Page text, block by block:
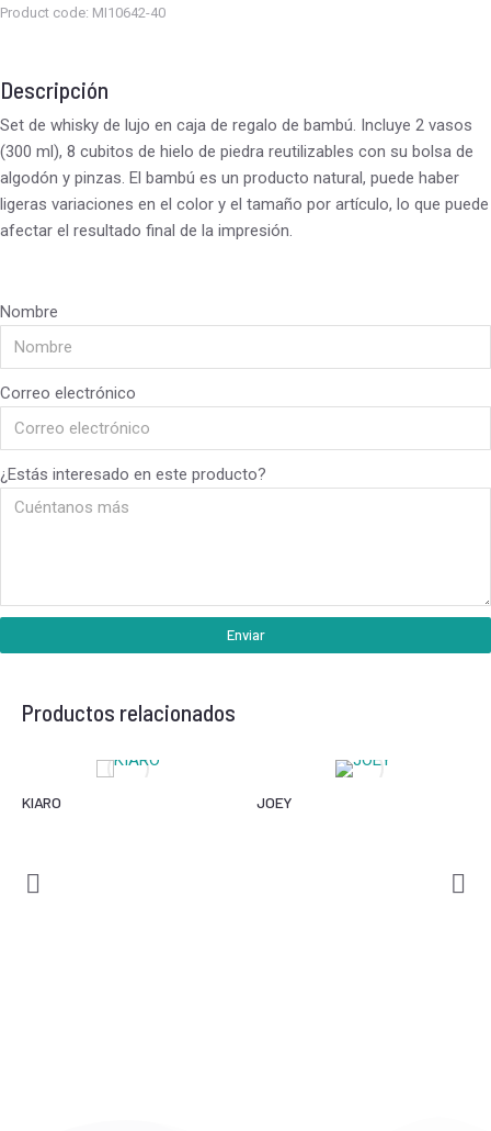
Product code: MI10642-40
Descripción
Set de whisky de lujo en caja de regalo de bambú. Incluye 2 vasos
(300 ml), 8 cubitos de hielo de piedra reutilizables con su bolsa de
algodón y pinzas. El bambú es un producto natural, puede haber
ligeras variaciones en el color y el tamaño por artículo, lo que puede
afectar el resultado final de la impresión.
Nombre
Correo electrónico
¿Estás interesado en este producto?
Enviar
Productos relacionados
KIARO JOEY